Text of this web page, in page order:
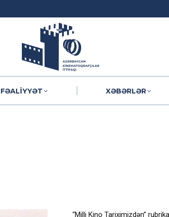
FƏALIYYƏT XƏBƏRLƏR
“Milli Kino Tariximizdən”